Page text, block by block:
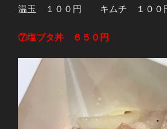
温玉 １００円 キムチ １００
⑦塩ブタ丼 ６５０円